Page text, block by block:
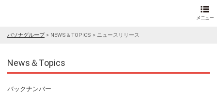
パソナグループ> NEWS＆TOPICS > ニュースリリース
News＆Topics
バックナンバー